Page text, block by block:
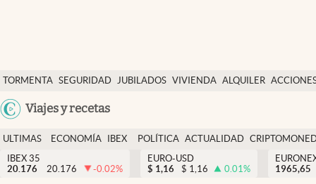
TORMENTA SEGURIDAD JUBILADOS VIVIENDA ALQUILER
USA
Viajes y recetas
Economía y finanzas
Política
Actualidad
Criptomonedas
ULTIMAS
NOTICIAS
ECONOMÍA
FINANZAS
IBEX
EURO
POLÍTICA ACTUALIDAD
IBEX 35
20.176
20.176 -0.02%
EURO-USD
$ 1,16 $ 1,16 0.01%
1965,65